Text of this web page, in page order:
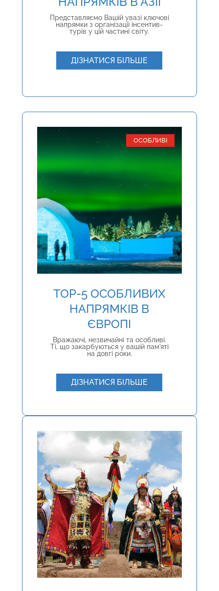
Представляємо Вашій увазі ключові
напрямки з організації інсентив-
турів у цій частині світу.
ДІЗНАТИСЯ БІЛЬШЕ
ОСОБЛИВІ
TOP-5 ОСОБЛИВИХ
НАПРЯМКІВ В
ЄВРОПІ
Вражаючі, незвичайні та особливі.
Ті, що закарбуються у вашій пам'яті
на довгі роки.
ДІЗНАТИСЯ БІЛЬШЕ